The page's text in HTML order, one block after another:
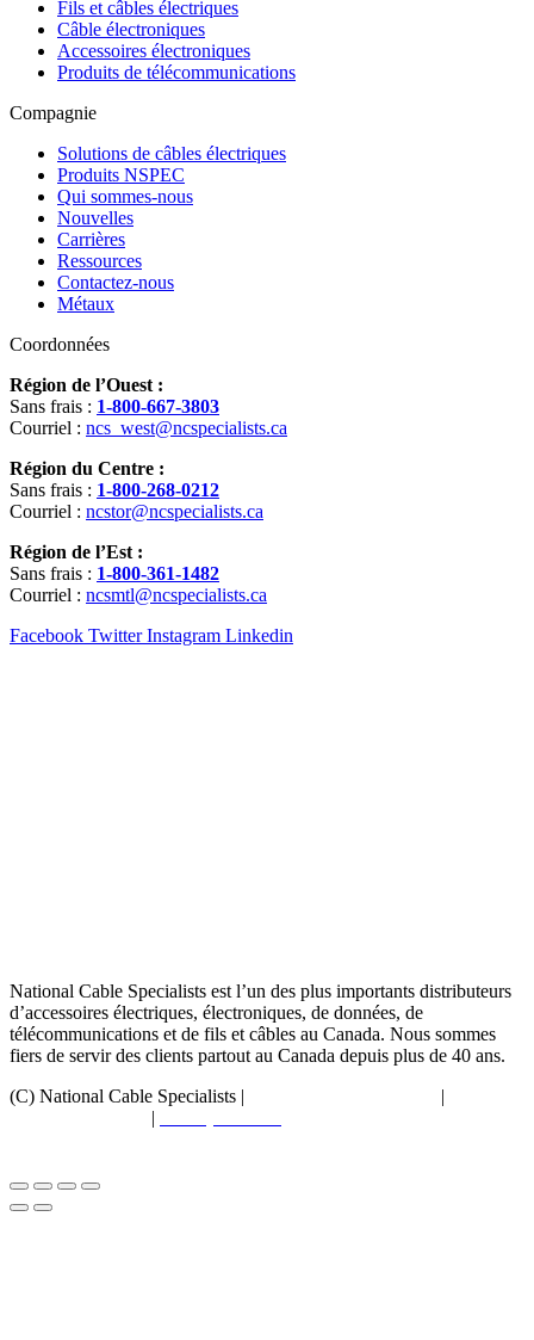
Fils et câbles électriques
Câble électroniques
Accessoires électroniques
Produits de télécommunications
Compagnie
Solutions de câbles électriques
Produits NSPEC
Qui sommes-nous
Nouvelles
Carrières
Ressources
Contactez-nous
Métaux
Coordonnées
Région de l’Ouest :
Sans frais : 1-800-667-3803
Courriel : ncs_west@ncspecialists.ca
Région du Centre :
Sans frais : 1-800-268-0212
Courriel : ncstor@ncspecialists.ca
Région de l’Est :
Sans frais : 1-800-361-1482
Courriel : ncsmtl@ncspecialists.ca
Facebook Twitter Instagram Linkedin
National Cable Specialists est l’un des plus importants distributeurs
d’accessoires électriques, électroniques, de données, de
télécommunications et de fils et câbles au Canada. Nous sommes
fiers de servir des clients partout au Canada depuis plus de 40 ans.
(C) National Cable Specialists |
|
|